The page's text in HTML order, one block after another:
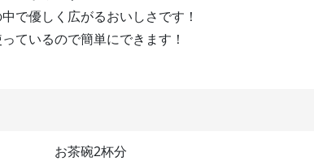
で優しく広がるおいしさです！
ているので簡単にできます！
お茶碗2杯分